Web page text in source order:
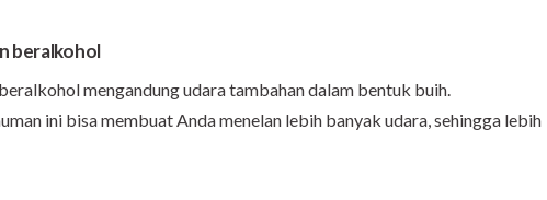
beralkohol
mengandung udara tambahan dalam bentuk buih.
ini bisa membuat Anda menelan lebih banyak udara, sehingga lebih